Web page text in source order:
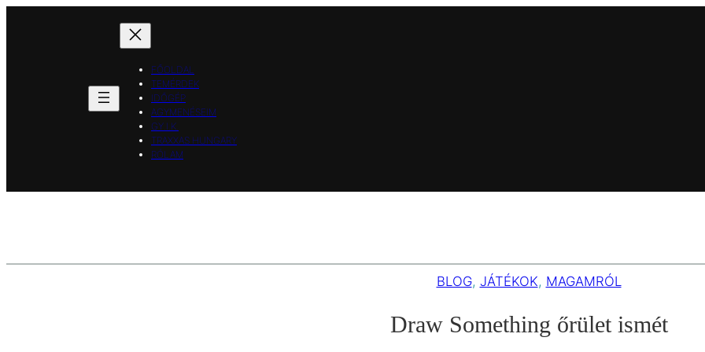
FŐOLDAL
TEMÉRDEK
IDŐGÉP
AGYMENÉSEIM
GY.I.K.
TRAXXAS HUNGARY
RÓLAM
BLOG, JÁTÉKOK, MAGAMRÓL
Draw Something őrület ismét